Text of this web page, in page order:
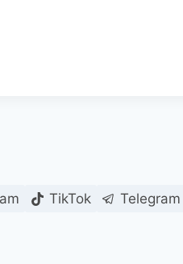
TikTok Telegram